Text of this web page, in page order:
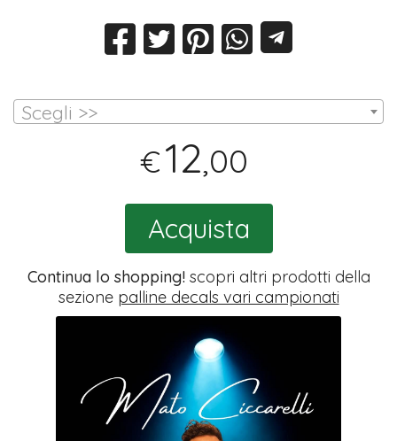
Scegli >>
€12,00
Acquista
Continua lo shopping!scopri altri prodotti della
sezione palline decals vari campionati